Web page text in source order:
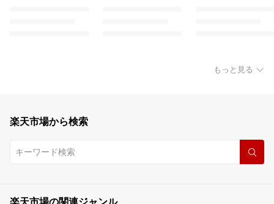
もっと見る
楽天市場から検索